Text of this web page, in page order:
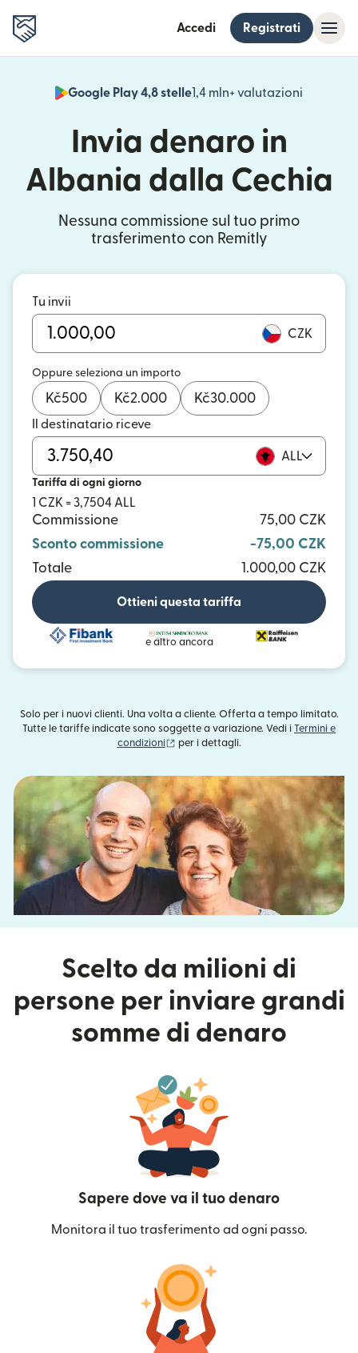
Accedi Registrati
Google Play 4,8 stelle1,4 mln+ valutazioni
Invia denaro in
Albania dalla Cechia
Nessuna commissione sul tuo primo
trasferimento con Remitly
Tu invii
CZK
Oppure seleziona un importo
Kč500 Kč2.000 Kč30.000
Il destinatario riceve
ALL
Tariffa di ogni giorno
1 CZK = 3,7504 ALL
Commissione
75,00 CZK
Sconto commissione
-75,00 CZK
Totale
1.000,00 CZK
Ottieni questa tariffa
e altro ancora
Solo per i nuovi clienti. Una volta a cliente. Offerta a tempo limitato.
Tutte le tariffe indicate sono soggette a variazione. Vedi i Termini e
condizioni
(si apre in una nuova finestra)
per i dettagli.
Scelto da milioni di
persone per inviare grandi
somme di denaro
Sapere dove va il tuo denaro
Monitora il tuo trasferimento ad ogni passo.